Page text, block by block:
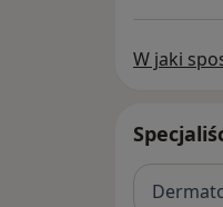
W jaki